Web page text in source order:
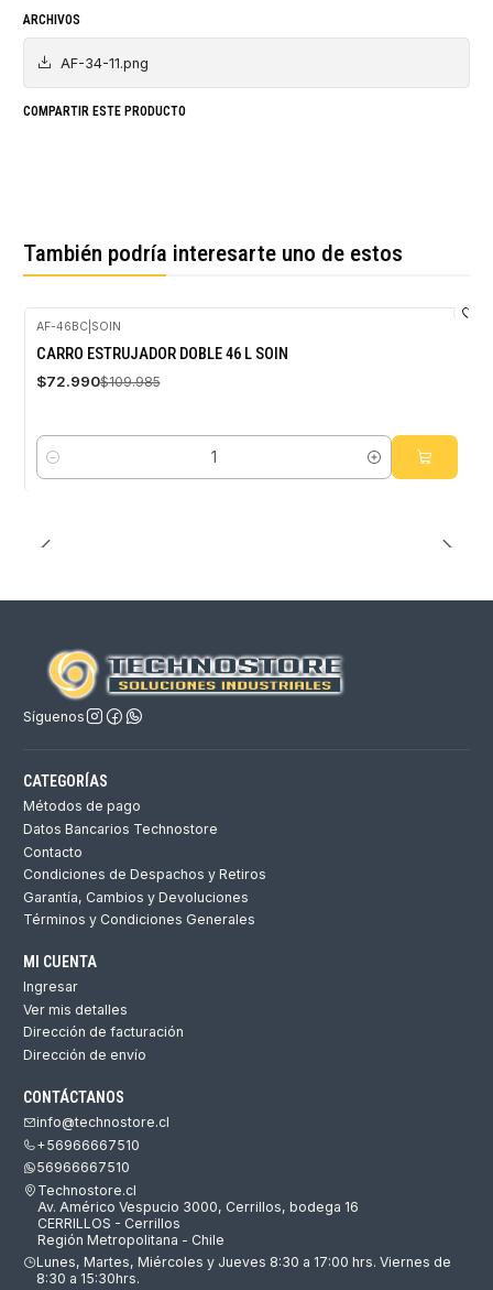
ARCHIVOS
AF-34-11.png
COMPARTIR ESTE PRODUCTO
También podría interesarte uno de estos
-34%
OFF
AF-46BC| SOIN
CARRO ESTRUJADOR DOBLE 46 L SOIN
$72.990$109.985
Cantidad
Síguenos
CATEGORÍAS
Métodos de pago
Datos Bancarios Technostore
Contacto
Condiciones de Despachos y Retiros
Garantía, Cambios y Devoluciones
Términos y Condiciones Generales
MI CUENTA
Ingresar
Ver mis detalles
Dirección de facturación
Dirección de envío
CONTÁCTANOS
info@technostore.cl
+56966667510
56966667510
Technostore.cl
Av. Américo Vespucio 3000, Cerrillos, bodega 16
CERRILLOS - Cerrillos
Región Metropolitana - Chile
Lunes, Martes, Miércoles y Jueves 8:30 a 17:00 hrs. Viernes de
8:30 a 15:30hrs.